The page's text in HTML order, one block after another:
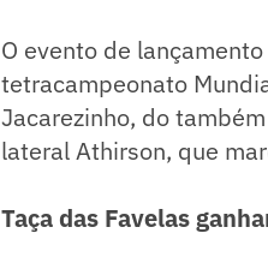
O evento de
tetracampeonato
Jacarezinho, do
lateral Athirson, que
Taça das Favelas